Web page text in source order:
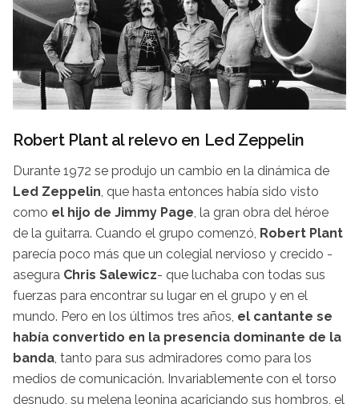
Robert Plant al relevo en Led Zeppelin
Durante 1972 se produjo un cambio en la dinámica de
Led Zeppelin, que hasta entonces había sido visto
como el hijo de Jimmy Page, la gran obra del héroe
de la guitarra. Cuando el grupo comenzó, Robert Plant
parecía poco más que un colegial nervioso y crecido -
asegura Chris Salewicz- que luchaba con todas sus
fuerzas para encontrar su lugar en el grupo y en el
mundo. Pero en los últimos tres años, el cantante se
había convertido en la presencia dominante de la
banda, tanto para sus admiradores como para los
medios de comunicación. Invariablemente con el torso
desnudo, su melena leonina acariciando sus hombros, el